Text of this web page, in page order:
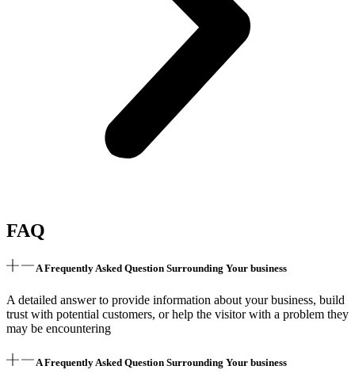
FAQ
A Frequently Asked Question Surrounding Your business
A detailed answer to provide information about your business, build
trust with potential customers, or help the visitor with a problem they
may be encountering
A Frequently Asked Question Surrounding Your business